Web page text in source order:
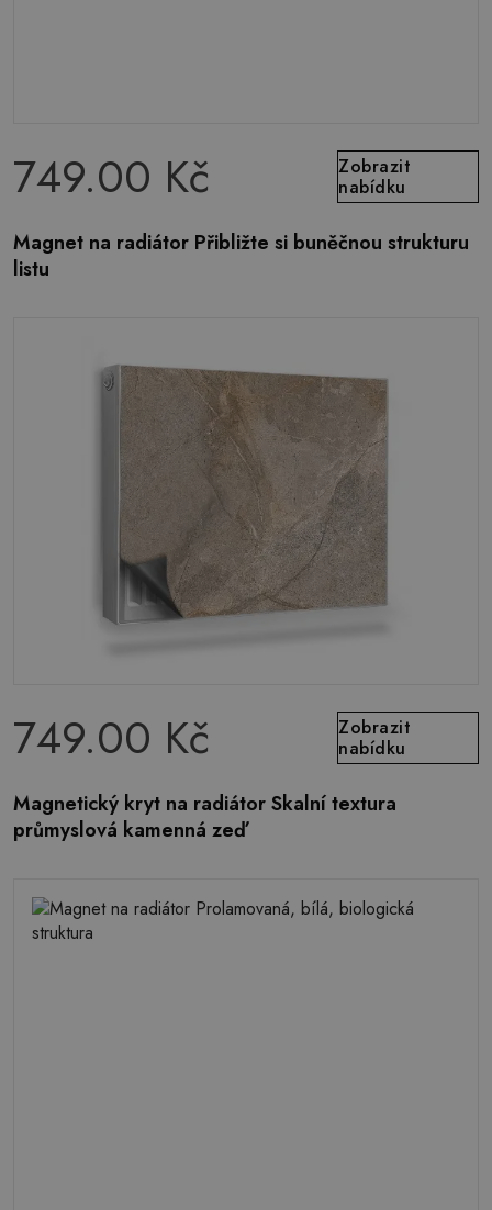
749.00 Kč
Zobrazit
nabídku
Magnet na radiátor Přibližte si buněčnou strukturu
listu
749.00 Kč
Zobrazit
nabídku
Magnetický kryt na radiátor Skalní textura
průmyslová kamenná zeď